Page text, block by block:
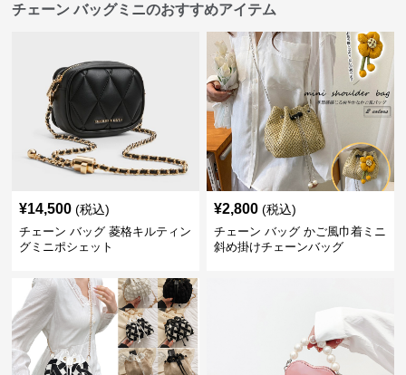
チェーン バッグミニのおすすめアイテム
¥14,500 (税込)
チェーン バッグ 菱格キルティン
グミニポシェット
¥2,800 (税込)
チェーン バッグ かご風巾着ミニ
斜め掛けチェーンバッグ